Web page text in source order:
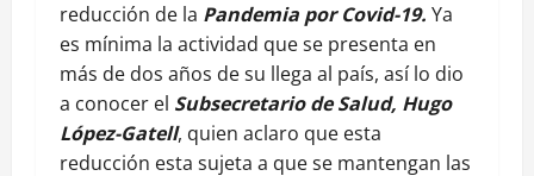
reducción de la Pandemia por Covid-19. Ya
es mínima la actividad que se presenta en
más de dos años de su llega al país, así lo dio
a conocer el Subsecretario de Salud, Hugo
López-Gatell, quien aclaro que esta
reducción esta sujeta a que se mantengan las